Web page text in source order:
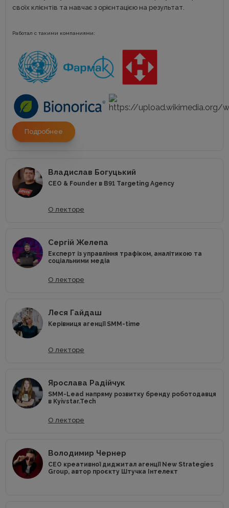
своїх клієнтів та навчає з орієнтацією на результат.
Работал с такими компаниями:
Подробнее
Владислав Богуцький
CEO & Founder в B91 Targeting Agency
О лекторе
Сергій Желепа
Експерт із управління трафіком, аналітикою та
соціальними медіа
О лекторе
Леся Гайдаш
Керівниця агенції SMM-time
О лекторе
Ярослава Радійчук
SMM-Lead напряму розвитку бренду роботодавця
в Kyivstar.Tech
О лекторе
Володимир Чернер
CEO креативної диджитал агенції New Strategies
Group, автор проєкту Штучка Інтелект